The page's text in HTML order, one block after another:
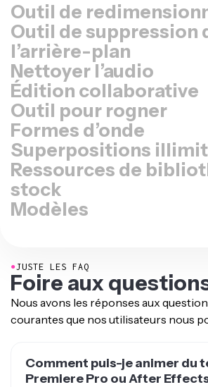
Outil de suppression
l’arrière-plan
Nettoyer l’audio
Édition collaborative
Outil pour rogner
Formes d’onde
Superpositions
Ressources de
stock
Modèles
●JUSTE LES FAQ
Foire aux
Nous avons les réponses aux
courantes que nos utilisateurs nous
Comment puis-je animer du
Premiere Pro ou After